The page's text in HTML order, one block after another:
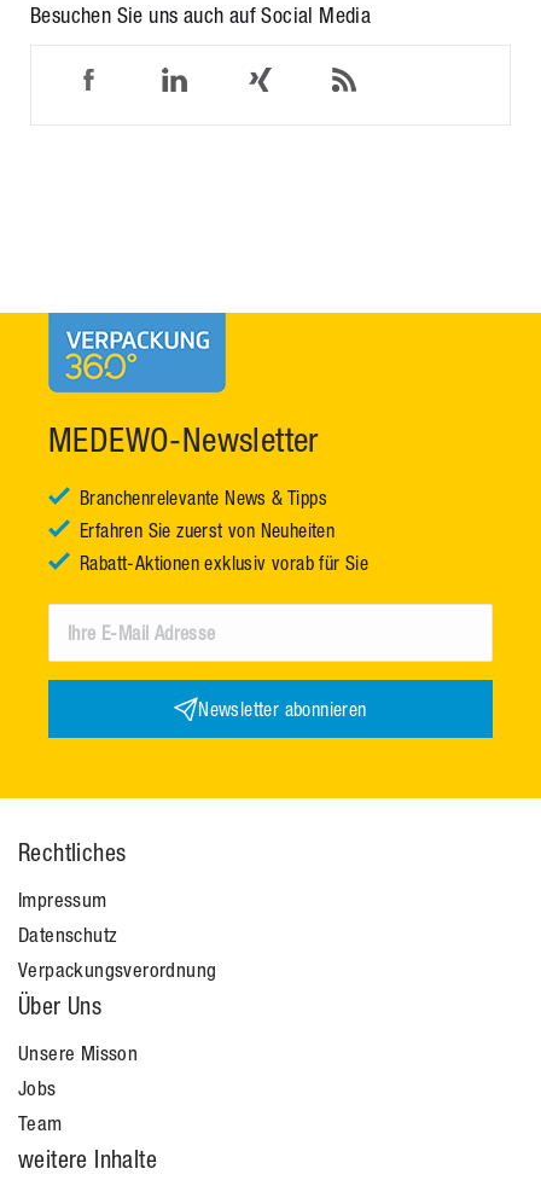
Besuchen Sie uns auch auf Social Media
MEDEWO-Newsletter
Branchenrelevante News & Tipps
Erfahren Sie zuerst von Neuheiten
Rabatt-Aktionen exklusiv vorab für Sie
Newsletter abonnieren
Rechtliches
Impressum
Datenschutz
Verpackungsverordnung
Über Uns
Unsere Misson
Jobs
Team
weitere Inhalte